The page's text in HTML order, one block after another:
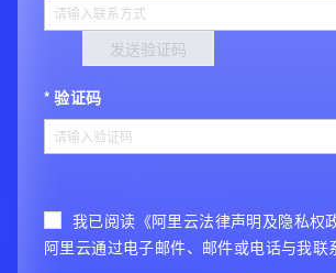
发送验证码
验证码
我已阅读《阿里云法律声明及隐私权
阿里云通过电子邮件、邮件或电话与我联